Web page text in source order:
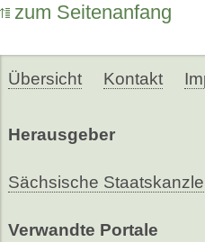
zum Seitenanfang
Übersicht Kontakt
Herausgeber
Sächsische
Verwandte Portale